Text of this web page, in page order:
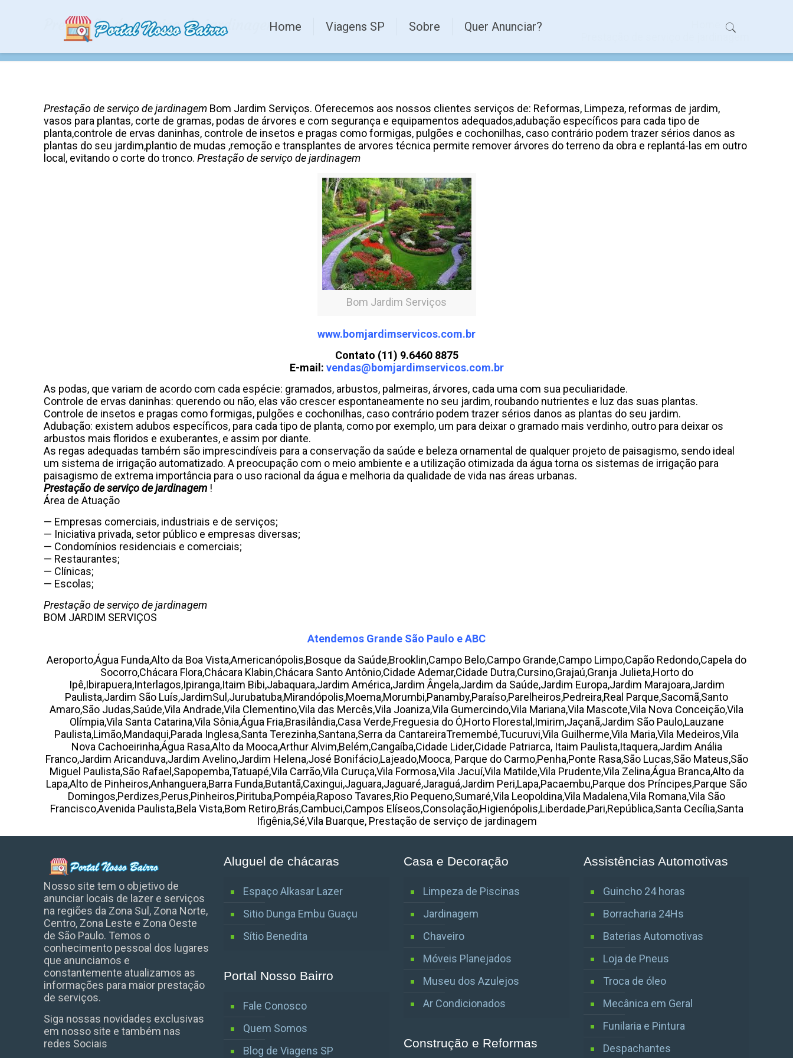
Home Viagens SP Sobre Quer Anunciar?
Prestação de serviço de jardinagem
Prestação de serviço de jardinagem Bom Jardim Serviços. Oferecemos aos nossos clientes serviços de: Reformas, Limpeza, reformas de jardim,
vasos para plantas, corte de gramas, podas de árvores e com segurança e equipamentos adequados,adubação específicos para cada tipo de
planta,controle de ervas daninhas, controle de insetos e pragas como formigas, pulgões e cochonilhas, caso contrário podem trazer sérios danos as
plantas do seu jardim,plantio de mudas ,remoção e transplantes de arvores técnica permite remover árvores do terreno da obra e replantá-las em outro
local, evitando o corte do tronco. Prestação de serviço de jardinagem
Bom Jardim Serviços
www.bomjardimservicos.com.br
Contato (11) 9.6460 8875
E-mail: vendas@bomjardimservicos.com.br
As podas, que variam de acordo com cada espécie: gramados, arbustos, palmeiras, árvores, cada uma com sua peculiaridade.
Controle de ervas daninhas: querendo ou não, elas vão crescer espontaneamente no seu jardim, roubando nutrientes e luz das suas plantas.
Controle de insetos e pragas como formigas, pulgões e cochonilhas, caso contrário podem trazer sérios danos as plantas do seu jardim.
Adubação: existem adubos específicos, para cada tipo de planta, como por exemplo, um para deixar o gramado mais verdinho, outro para deixar os
arbustos mais floridos e exuberantes, e assim por diante.
As regas adequadas também são imprescindíveis para a conservação da saúde e beleza ornamental de qualquer projeto de paisagismo, sendo ideal
um sistema de irrigação automatizado. A preocupação com o meio ambiente e a utilização otimizada da água torna os sistemas de irrigação para
paisagismo de extrema importância para o uso racional da água e melhoria da qualidade de vida nas áreas urbanas.
Prestação de serviço de jardinagem !
Área de Atuação
— Empresas comerciais, industriais e de serviços;
— Iniciativa privada, setor público e empresas diversas;
— Condomínios residenciais e comerciais;
— Restaurantes;
— Clínicas;
— Escolas;
Prestação de serviço de jardinagem
BOM JARDIM SERVIÇOS
Atendemos Grande São Paulo e ABC
Aeroporto,Água Funda,Alto da Boa Vista,Americanópolis,Bosque da Saúde,Brooklin,Campo Belo,Campo Grande,Campo Limpo,Capão Redondo,Capela do
Socorro,Chácara Flora,Chácara Klabin,Chácara Santo Antônio,Cidade Ademar,Cidade Dutra,Cursino,Grajaú,Granja Julieta,Horto do
Ipê,Ibirapuera,Interlagos,Ipiranga,Itaim Bibi,Jabaquara,Jardim América,Jardim Ângela,Jardim da Saúde,Jardim Europa,Jardim Marajoara,Jardim
Paulista,Jardim São Luís,JardimSul,Jurubatuba,Mirandópolis,Moema,Morumbi,Panamby,Paraíso,Parelheiros,Pedreira,Real Parque,Sacomã,Santo
Amaro,São Judas,Saúde,Vila Andrade,Vila Clementino,Vila das Mercês,Vila Joaniza,Vila Gumercindo,Vila Mariana,Vila Mascote,Vila Nova Conceição,Vila
Olímpia,Vila Santa Catarina,Vila Sônia,Água Fria,Brasilândia,Casa Verde,Freguesia do Ó,Horto Florestal,Imirim,Jaçanã,Jardim São Paulo,Lauzane
Paulista,Limão,Mandaqui,Parada Inglesa,Santa Terezinha,Santana,Serra da CantareiraTremembé,Tucuruvi,Vila Guilherme,Vila Maria,Vila Medeiros,Vila
Nova Cachoeirinha,Água Rasa,Alto da Mooca,Arthur Alvim,Belém,Cangaíba,Cidade Lider,Cidade Patriarca, Itaim Paulista,Itaquera,Jardim Anália
Franco,Jardim Aricanduva,Jardim Avelino,Jardim Helena,José Bonifácio,Lajeado,Mooca, Parque do Carmo,Penha,Ponte Rasa,São Lucas,São Mateus,São
Miguel Paulista,São Rafael,Sapopemba,Tatuapé,Vila Carrão,Vila Curuça,Vila Formosa,Vila Jacuí,Vila Matilde,Vila Prudente,Vila Zelina,Água Branca,Alto da
Lapa,Alto de Pinheiros,Anhanguera,Barra Funda,Butantã,Caxingui,Jaguara,Jaguaré,Jaraguá,Jardim Peri,Lapa,Pacaembu,Parque dos Príncipes,Parque São
Domingos,Perdizes,Perus,Pinheiros,Pirituba,Pompéia,Raposo Tavares,Rio Pequeno,Sumaré,Vila Leopoldina,Vila Madalena,Vila Romana,Vila São
Francisco,Avenida Paulista,Bela Vista,Bom Retiro,Brás,Cambuci,Campos Elíseos,Consolação,Higienópolis,Liberdade,Pari,República,Santa Cecília,Santa
Ifigênia,Sé,Vila Buarque, Prestação de serviço de jardinagem
Nosso site tem o objetivo de
anunciar locais de lazer e serviços
na regiões da Zona Sul, Zona Norte,
Centro, Zona Leste e Zona Oeste
de São Paulo. Temos o
conhecimento pessoal dos lugares
que anunciamos e
constantemente atualizamos as
informações para maior prestação
de serviços.
Siga nossas novidades exclusivas
em nosso site e também nas
redes Sociais
Aluguel de chácaras
Espaço Alkasar Lazer
Sitio Dunga Embu Guaçu
Sítio Benedita
Portal Nosso Bairro
Fale Conosco
Quem Somos
Blog de Viagens SP
Casa e Decoração
Limpeza de Piscinas
Jardinagem
Chaveiro
Móveis Planejados
Museu dos Azulejos
Ar Condicionados
Construção e Reformas
Assistências Automotivas
Guincho 24 horas
Borracharia 24Hs
Baterias Automotivas
Loja de Pneus
Troca de óleo
Mecânica em Geral
Funilaria e Pintura
Despachantes